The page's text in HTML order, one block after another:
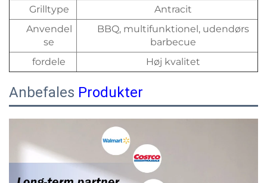
Grilltype
Antracit
Anvendel
se
BBQ, multifunktionel, udendørs
barbecue
fordele
Høj kvalitet
Anbefales Produkter